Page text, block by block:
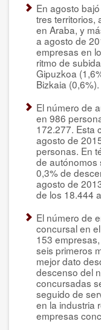
En agosto
tres territorios,
en Araba, y
a agosto de
empresas en
ritmo de
Gipuzkoa
Bizkaia (0,6%).
El número de
en 986
172.277. Esta
agosto de
personas. En
de autónomos
0,3% de
agosto de
de los 18.444
El número de
concursal en
153
seis primeros
mejor dato
descenso del
concursadas
seguido de
en la industria
empresas